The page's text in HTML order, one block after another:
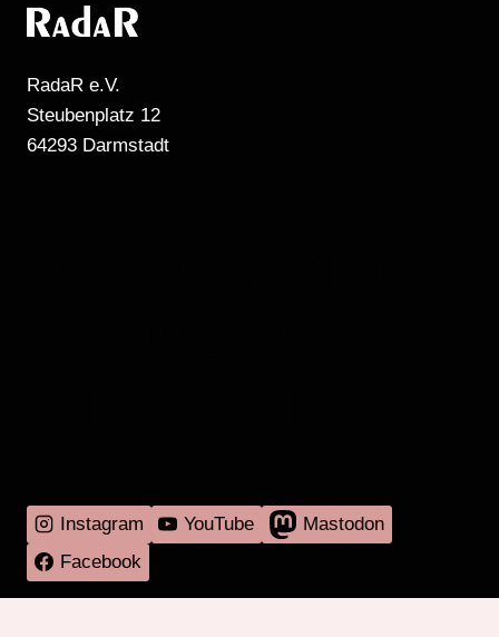
RadaR e.V.
Steubenplatz 12
64293 Darmstadt
Instagram YouTube
Mastodon
Facebook